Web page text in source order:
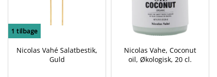
1 tilbage
Nicolas Vahé Salatbestik,
Guld
Nicolas Vahe, Coconut
oil, Økologisk, 20 cl.